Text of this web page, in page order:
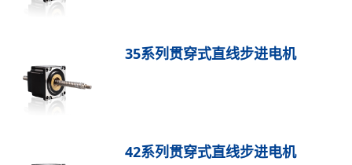
35系列贯穿式直线步进电机
42系列贯穿式直线步进电机